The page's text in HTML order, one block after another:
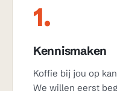
1.
Kennismaken
Koffie bij jou op
We willen eerst